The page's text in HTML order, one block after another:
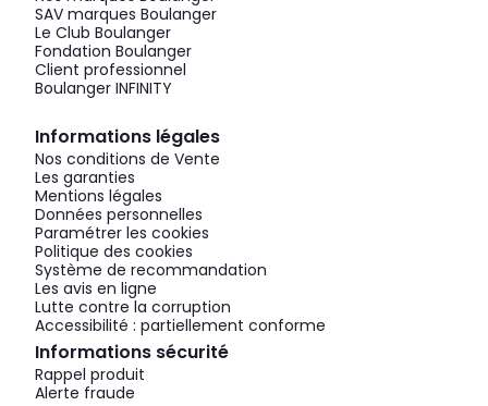
SAV marques Boulanger
Le Club Boulanger
Fondation Boulanger
Client professionnel
Boulanger INFINITY
Informations légales
Nos conditions de Vente
Les garanties
Mentions légales
Données personnelles
Paramétrer les cookies
Politique des cookies
Système de recommandation
Les avis en ligne
Lutte contre la corruption
Accessibilité : partiellement conforme
Informations sécurité
Rappel produit
Alerte fraude